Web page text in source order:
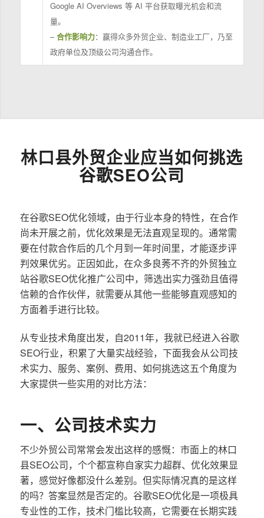
Google AI Overviews 等 AI 平台获取曝光机会和流
量。
–合作影响力：赢得众多外贸企业、制造业工厂，乃至
政府单位及顶级公司沟通合作。
林口县外贸企业应当如何挑选
谷歌SEO公司
在谷歌SEO优化领域，由于行业本身的特性，在合作
尚未开展之前，优化效果是无法直观呈现的。通常需
要在付款合作后的几个月到一年时间里，才能逐步评
判效果优劣。正因如此，在众多良莠不齐的外贸独立
站谷歌SEO优化推广公司中，筛选出实力强劲且值得
信赖的合作伙伴，就需要从其他一些能够直观感知的
方面着手进行比较。
从专业技术角度出发，自2011年，我就已经进入谷歌
SEO行业，积累了大量实战经验，下面我会从公司技
术实力、服务、案例、费用、如何挑选这五个角度为
大家提供一些实用的对比方法：
一、公司技术实力
不少外贸公司常常会发出这样的感慨：市面上的林口
县SEO公司，个个都宣称自家实力超群、优化效果显
著，感觉好像都没什么差别。但实际情况真的是这样
的吗？答案显然是否定的。谷歌SEO优化是一项极具
专业性的工作，技术门槛比较高，它需要在长期实践